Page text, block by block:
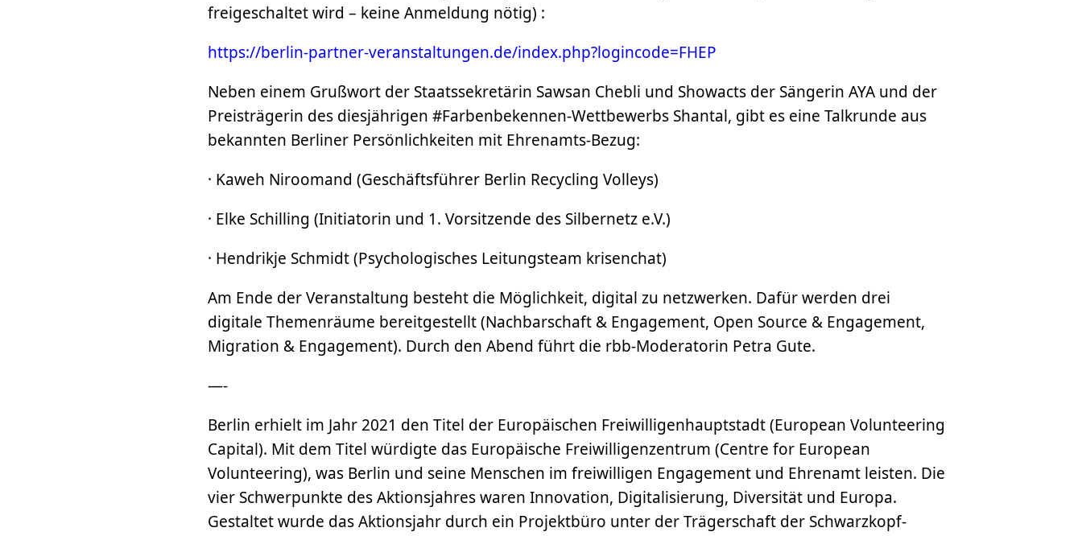
freigeschaltet wird – keine Anmeldung nötig) :
https://berlin-partner-veranstaltungen.de/index.php?logincode=FHEP
Neben einem Grußwort der Staatssekretärin Sawsan Chebli und Showacts der Sängerin AYA und der
Preisträgerin des diesjährigen #Farbenbekennen-Wettbewerbs Shantal, gibt es eine Talkrunde aus
bekannten Berliner Persönlichkeiten mit Ehrenamts-Bezug:
· Kaweh Niroomand (Geschäftsführer Berlin Recycling Volleys)
· Elke Schilling (Initiatorin und 1. Vorsitzende des Silbernetz e.V.)
· Hendrikje Schmidt (Psychologisches Leitungsteam krisenchat)
Am Ende der Veranstaltung besteht die Möglichkeit, digital zu netzwerken. Dafür werden drei
digitale Themenräume bereitgestellt (Nachbarschaft & Engagement, Open Source & Engagement,
Migration & Engagement). Durch den Abend führt die rbb-Moderatorin Petra Gute.
—-
Berlin erhielt im Jahr 2021 den Titel der Europäischen Freiwilligenhauptstadt (European Volunteering
Capital). Mit dem Titel würdigte das Europäische Freiwilligenzentrum (Centre for European
Volunteering), was Berlin und seine Menschen im freiwilligen Engagement und Ehrenamt leisten. Die
vier Schwerpunkte des Aktionsjahres waren Innovation, Digitalisierung, Diversität und Europa.
Gestaltet wurde das Aktionsjahr durch ein Projektbüro unter der Trägerschaft der Schwarzkopf-